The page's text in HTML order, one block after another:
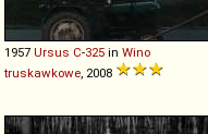
1957 Ursus C-325 in Wino
truskawkowe , 2008